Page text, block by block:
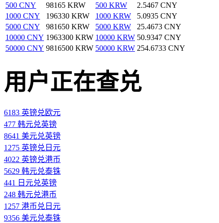
500 CNY
98165 KRW 500 KRW
2.5467 CNY
1000 CNY
196330 KRW 1000 KRW
5.0935 CNY
5000 CNY
981650 KRW 5000 KRW
25.4673 CNY
10000 CNY 1963300 KRW 10000 KRW 50.9347 CNY
50000 CNY 9816500 KRW 50000 KRW 254.6733 CNY
用户正在查兑
6183 英镑兑欧元
477 韩元兑英镑
8641 美元兑英镑
1275 英镑兑日元
4022 英镑兑港币
5629 韩元兑泰铢
441 日元兑英镑
248 韩元兑港币
1257 港币兑日元
9356 美元兑泰铢